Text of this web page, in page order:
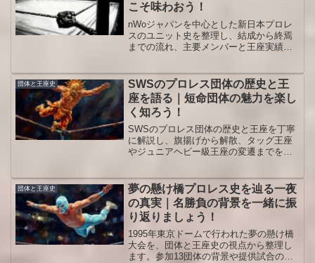
こそ味わおう！
nWoジャパンを中心とした新日本プロレ
スのユニット史を整理し、結成から終焉
までの流れ、主要メンバーと王座実績、
団体と王座史
SWSのプロレス団体の歴史と王
座を語る｜短命団体の魅力を楽し
く知ろう！
SWSのプロレス団体の歴史と王座を丁寧
に解説し、旗揚げから解散、タッグ王座
やジュニアヘビー級王座の変遷までを整
SWSのプロレスが持っていた独自性や他
団体との違いも整理できるはずです。
団体と王座史
夢の懸け橋プロレス史を辿る一夜
の真実｜名勝負の背景を一緒に振
り返りましょう！
1995年東京ドームで行われた夢の懸け橋
大会を、団体と王座史の視点から整理し
ます。参加13団体の背景や提供試合の意